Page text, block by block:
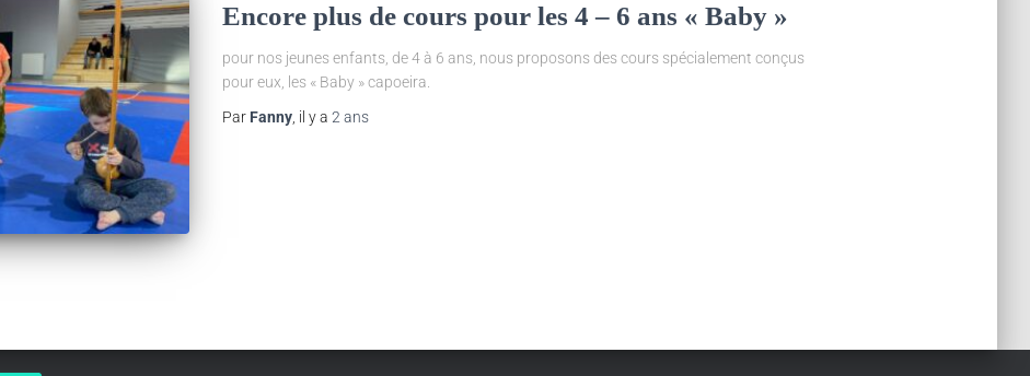
Encore plus de cours pour les 4 – 6 ans « Baby »
pour nos jeunes enfants, de 4 à 6 ans, nous proposons des cours spécialement conçus
pour eux, les « Baby » capoeira.
Par Fanny, il y a 2 ans